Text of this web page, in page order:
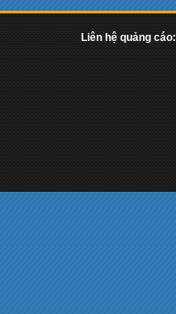
Liên hệ quảng cáo: